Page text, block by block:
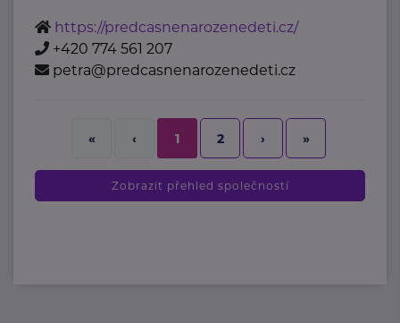
https://predcasnenarozenedeti.cz/
+420 774 561 207
petra@predcasnenarozenedeti.cz
« ‹ 1 2 › »
Zobrazit přehled společností